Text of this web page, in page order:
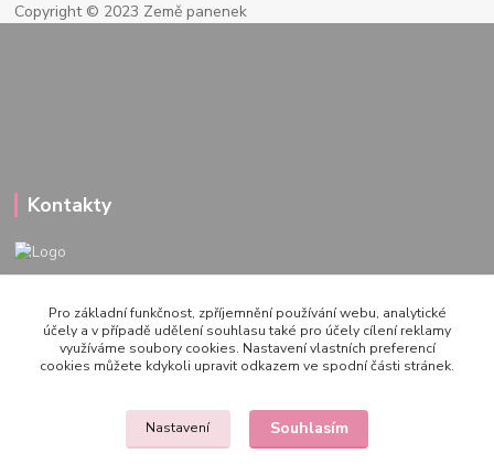
Copyright © 2023 Země panenek
Kontakty
PO-PÁ 10-20h., SO+NE 14-20h.
zemepanenek@gmail.com
Pro základní funkčnost, zpříjemnění používání webu, analytické
účely a v případě udělení souhlasu také pro účely cílení reklamy
využíváme soubory cookies. Nastavení vlastních preferencí
cookies můžete kdykoli upravit odkazem ve spodní části stránek.
Nastavení Souhlasím